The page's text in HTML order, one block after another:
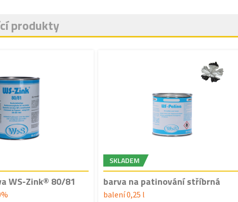
produkty
WS-Zink® 80/81
SKLADEM
barva na patinování stříbrná
balení 0,25 l